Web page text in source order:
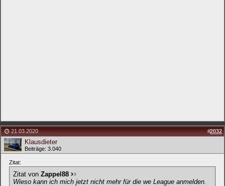
21.03.2020 #2032
Klausdieter
Beiträge: 3.040
Zitat:
Zitat von Zappel88
Wieso kann ich mich jetzt nicht mehr für die we League anmelden.